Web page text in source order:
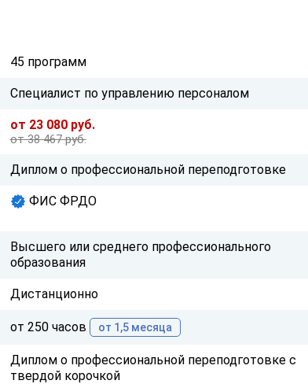
45 программ
Специалист по управлению персоналом
от 23 080 руб.
от 38 467 руб.
Диплом о профессиональной переподготовке
ФИС ФРДО
Высшего или среднего профессионального
образования
Дистанционно
от 250 часов от 1,5 месяца
Диплом о профессиональной переподготовке с
твердой корочкой